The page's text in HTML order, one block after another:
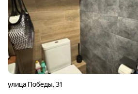
улица Победы,31